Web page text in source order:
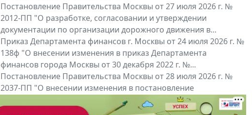
Постановление Правительства Москвы от 27 июля 2026 г. №
2012-ПП "О разработке, согласовании и утверждении
документации по организации дорожного движения в...
Приказ Департамента финансов г. Москвы от 24 июля 2026 г. №
138ф "О внесении изменения в приказ Департамента
финансов города Москвы от 30 декабря 2022 г. №...
Постановление Правительства Москвы от 28 июля 2026 г. №
2037-ПП "О внесении изменения в постановление
Правительства Москвы от 26 июля 2011 г. № 334-ПП"
Все региональные документы Мой регион ...